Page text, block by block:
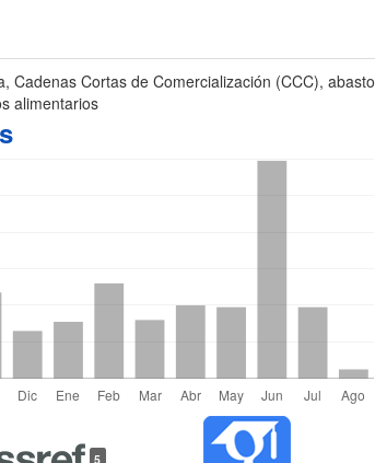
Cadenas Cortas de Comercialización (CCC), abasto
alimentarios
5